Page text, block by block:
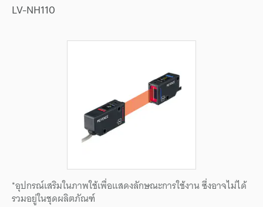
LV-NH110
*อุปกรณ์เสริมในภาพใช้เพื่อแสดงลักษณะการใช้งาน ซึ่งอาจไม่ได้
รวมอยู่ในชุดผลิตภัณฑ์